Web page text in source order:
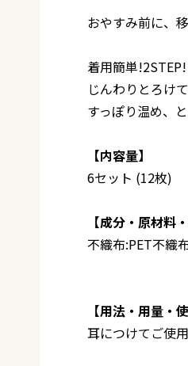
おやすみ前に、
着用簡単!2STEP!
じんわりとろけ
すっぽり温め、
【内容量】
6セット (12枚)
【成分・原材料
不織布:PET不織
【用法・用量・
耳につけてご使